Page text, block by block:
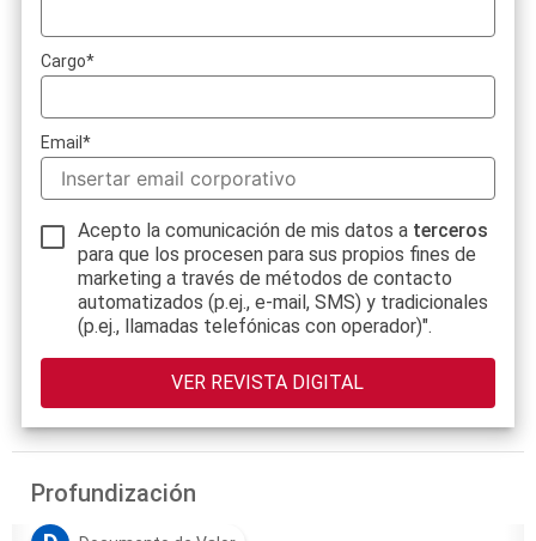
Cargo*
Email*
Acepto la comunicación de mis datos a terceros
para que los procesen para sus propios fines de
marketing a través de métodos de contacto
automatizados (p.ej., e-mail, SMS) y tradicionales
(p.ej., llamadas telefónicas con operador)".
Profundización